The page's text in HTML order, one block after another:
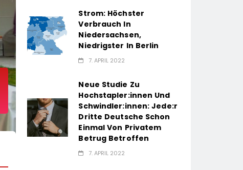
Strom: Höchster
Verbrauch In
Niedersachsen,
Niedrigster In Berlin
7. APRIL 2022
Neue Studie Zu
Hochstapler:innen Und
Schwindler:innen: Jede:r
Dritte Deutsche Schon
Einmal Von Privatem
Betrug Betroffen
7. APRIL 2022